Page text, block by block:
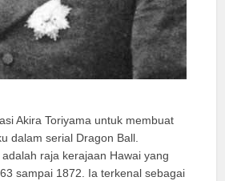
Akira Toriyama untuk membuat
dalam serial Dragon Ball.
raja kerajaan Hawai yang
sampai 1872. Ia terkenal sebagai